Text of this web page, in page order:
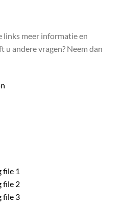
links meer informatie en
u andere vragen? Neem dan
file 1
file 2
file 3